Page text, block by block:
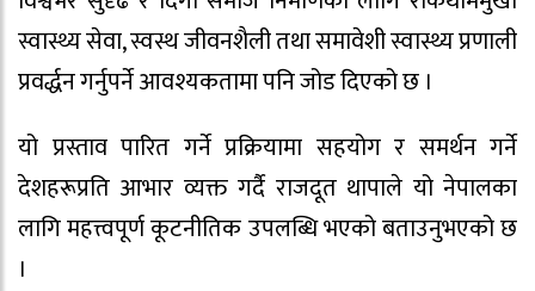
स्वास्थ्य सेवा, स्वस्थ जीवनशैली तथा समावेशी स्वास्थ्य प्रणाली
प्रवर्द्धन गर्नुपर्ने आवश्यकतामा पनि जोड दिएको छ ।
यो प्रस्ताव पारित गर्ने प्रक्रियामा सहयोग र समर्थन गर्ने
देशहरूप्रति आभार व्यक्त गर्दै राजदूत थापाले यो नेपालका
लागि महत्त्वपूर्ण कूटनीतिक उपलब्धि भएको बताउनुभएको छ
।